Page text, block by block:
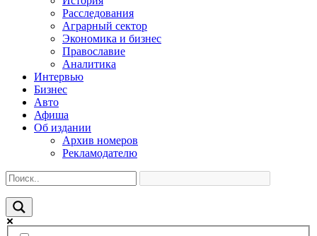
Расследования
Аграрный сектор
Экономика и бизнес
Православие
Аналитика
Интервью
Бизнес
Авто
Афиша
Об издании
Архив номеров
Рекламодателю